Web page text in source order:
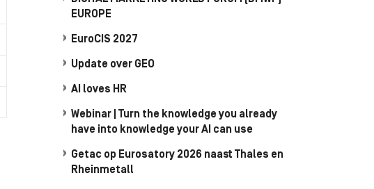
EUROPE
EuroCIS 2027
Update over GEO
AI loves HR
Webinar | Turn the knowledge you already
have into knowledge your AI can use
Getac op Eurosatory 2026 naast Thales en
Rheinmetall